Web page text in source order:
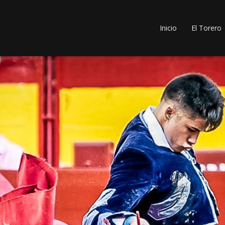
Inicio El Torero